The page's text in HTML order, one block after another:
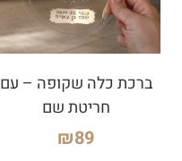
ברכת כלה שקופה – עם
חריטת שם
₪89